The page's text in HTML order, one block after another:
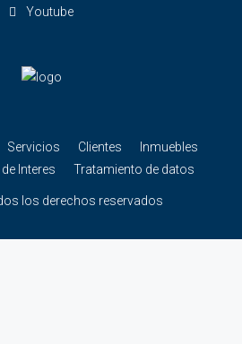
Youtube
Servicios Clientes
Inmuebles
Interes Tratamiento de datos
los derechos reservados